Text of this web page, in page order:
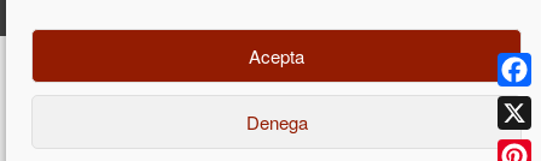
Acepta
Denega
Diseño y programación web porDieres.com
| Lúquez Associats SL | ©
X